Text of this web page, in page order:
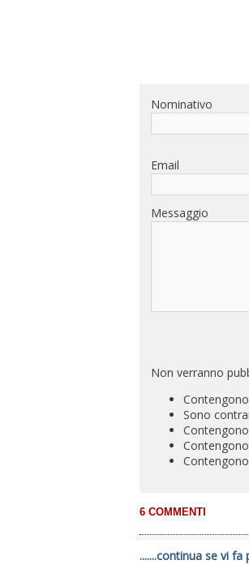
Nominativo
Email
Messaggio
Non verranno
Sono
.......continua se vi fa